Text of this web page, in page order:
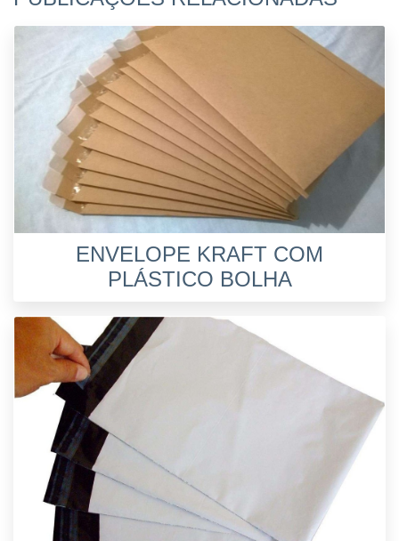
ENVELOPE KRAFT COM
PLÁSTICO BOLHA